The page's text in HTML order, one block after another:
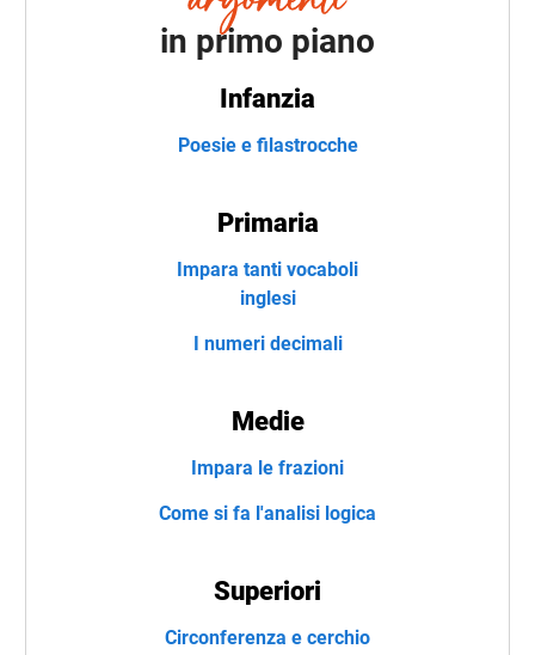
in primo piano
Infanzia
Poesie e filastrocche
Primaria
Impara tanti vocaboli
inglesi
I numeri decimali
Medie
Impara le frazioni
Come si fa l'analisi logica
Superiori
Circonferenza e cerchio